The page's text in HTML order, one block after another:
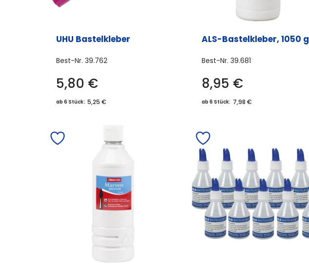
UHU Bastelkleber
Best-Nr. 39.762
5,80 €
ab 6 Stück: 5,25 €
ALS-Bastelkleber, 1050 g
Best-Nr.39.681
8,95 €
ab 6 Stück: 7,98 €